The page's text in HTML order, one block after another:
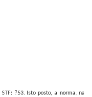
?53. Isto posto, a norma, na